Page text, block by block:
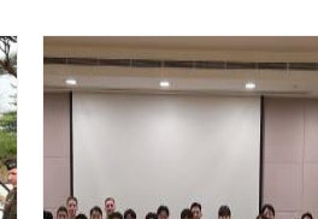
지정하고, 한미 양국의 자유와 평화
를 위해 헌신한 이들을 함께 추모하
는 공동 메시지를 발표했다. 임호
영 회장과 로버트 에이브럼스 회장
공동 명의의 메시지에서는 미국 메
모리얼 데이(5월 25일)와 대한민국
현충일(6월 6일) 사이 기간을 연결